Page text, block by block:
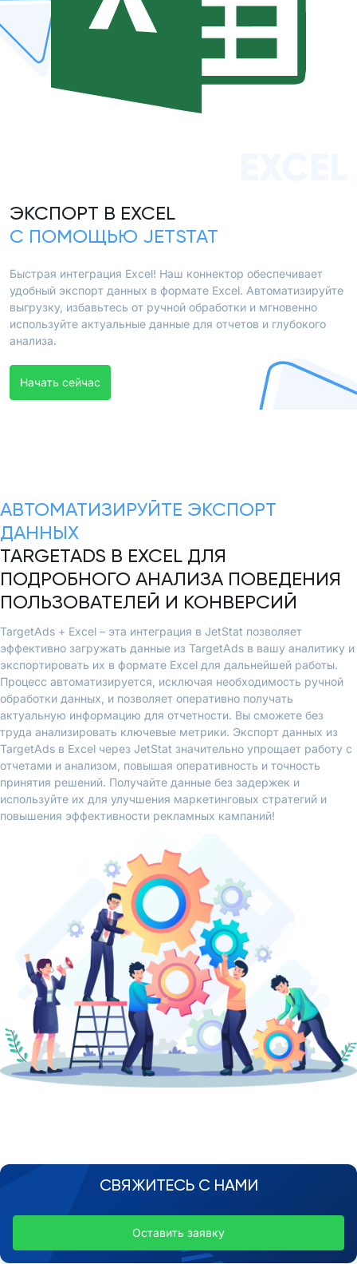
ЭКСПОРТ В EXCEL
С ПОМОЩЬЮ JETSTAT
Быстрая интеграция Excel! Наш коннектор обеспечивает
удобный экспорт данных в формате Excel. Автоматизируйте
выгрузку, избавьтесь от ручной обработки и мгновенно
используйте актуальные данные для отчетов и глубокого
анализа.
Начать сейчас
АВТОМАТИЗИРУЙТЕ ЭКСПОРТ
ДАННЫХ
TARGETADS В EXCEL ДЛЯ
ПОДРОБНОГО АНАЛИЗА ПОВЕДЕНИЯ
ПОЛЬЗОВАТЕЛЕЙ И КОНВЕРСИЙ
TargetAds + Excel – эта интеграция в JetStat позволяет
эффективно загружать данные из TargetAds в вашу аналитику и
экспортировать их в формате Excel для дальнейшей работы.
Процесс автоматизируется, исключая необходимость ручной
обработки данных, и позволяет оперативно получать
актуальную информацию для отчетности. Вы сможете без
труда анализировать ключевые метрики. Экспорт данных из
TargetAds в Excel через JetStat значительно упрощает работу с
отчетами и анализом, повышая оперативность и точность
принятия решений. Получайте данные без задержек и
используйте их для улучшения маркетинговых стратегий и
повышения эффективности рекламных кампаний!
СВЯЖИТЕСЬ С НАМИ
Оставить заявку